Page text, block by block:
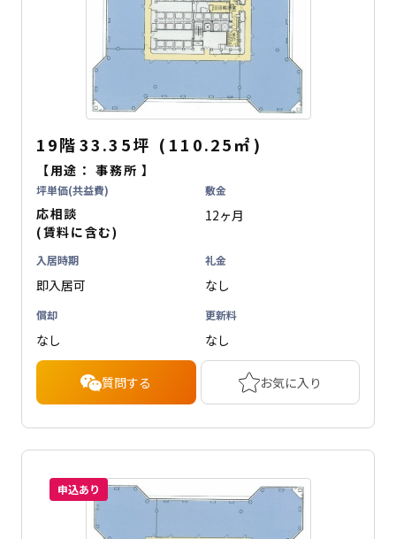
19階33.35坪 ( 110.25㎡ )
【用途：事務所 】
坪単価(共益費)
応相談
(賃料に含む)
敷金
12ヶ月
入居時期
即入居可
礼金
なし
償却
なし
更新料
なし
質問する お気に入り
申込あり